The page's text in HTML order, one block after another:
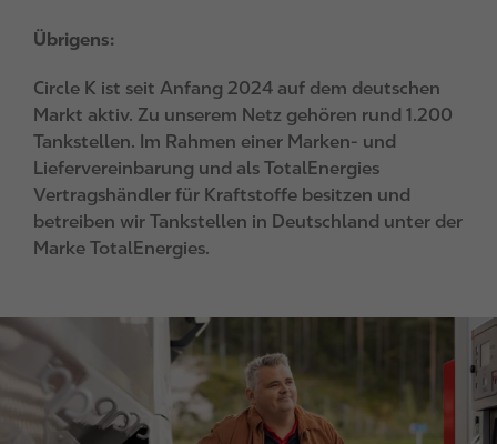
Übrigens:
Circle K ist seit Anfang 2024 auf dem deutschen
Markt aktiv. Zu unserem Netz gehören rund 1.200
Tankstellen. Im Rahmen einer Marken- und
Liefervereinbarung und als TotalEnergies
Vertragshändler für Kraftstoffe besitzen und
betreiben wir Tankstellen in Deutschland unter der
Marke TotalEnergies.
I